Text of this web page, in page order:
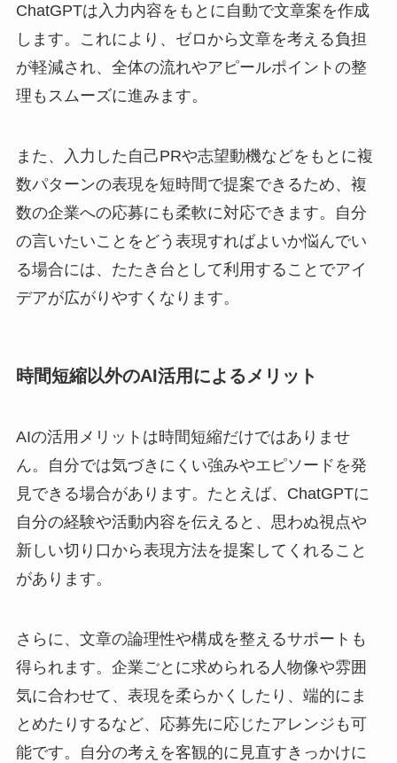
ChatGPTは入力内容をもとに自動で文章案を作成
します。これにより、ゼロから文章を考える負担
が軽減され、全体の流れやアピールポイントの整
理もスムーズに進みます。
また、入力した自己PRや志望動機などをもとに複
数パターンの表現を短時間で提案できるため、複
数の企業への応募にも柔軟に対応できます。自分
の言いたいことをどう表現すればよいか悩んでい
る場合には、たたき台として利用することでアイ
デアが広がりやすくなります。
時間短縮以外のAI活用によるメリット
AIの活用メリットは時間短縮だけではありませ
ん。自分では気づきにくい強みやエピソードを発
見できる場合があります。たとえば、ChatGPTに
自分の経験や活動内容を伝えると、思わぬ視点や
新しい切り口から表現方法を提案してくれること
があります。
さらに、文章の論理性や構成を整えるサポートも
得られます。企業ごとに求められる人物像や雰囲
気に合わせて、表現を柔らかくしたり、端的にま
とめたりするなど、応募先に応じたアレンジも可
能です。自分の考えを客観的に見直すきっかけに